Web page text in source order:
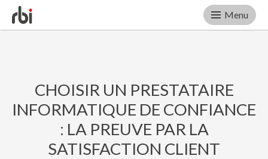
Menu
CHOISIR UN PRESTATAIRE
INFORMATIQUE DE CONFIANCE
: LA PREUVE PAR LA
SATISFACTION CLIENT